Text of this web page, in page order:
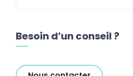
Besoin d’un conseil ?